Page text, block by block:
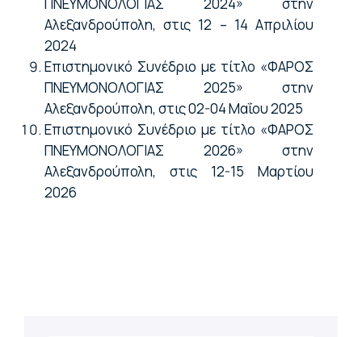
Αλεξανδρούπολη, στις 12 – 14 Απριλίου
2024
Επιστημονικό Συνέδριο με τίτλο «ΦΑΡΟΣ
ΠΝΕΥΜΟΝΟΛΟΓΙΑΣ 2025» στην
Αλεξανδρούπολη, στις 02-04 Μαΐου 2025
Επιστημονικό Συνέδριο με τίτλο «ΦΑΡΟΣ
ΠΝΕΥΜΟΝΟΛΟΓΙΑΣ 2026» στην
Αλεξανδρούπολη, στις 12-15 Μαρτίου
2026